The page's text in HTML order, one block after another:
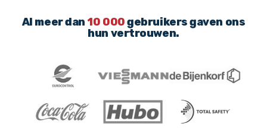
Al meer dan 10 000gebruikers gaven ons
hun vertrouwen.